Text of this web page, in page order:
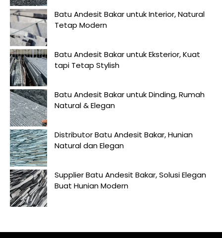
Batu Andesit Bakar untuk Interior, Natural
Tetap Modern
Batu Andesit Bakar untuk Eksterior, Kuat
tapi Tetap Stylish
Batu Andesit Bakar untuk Dinding, Rumah
Natural & Elegan
Distributor Batu Andesit Bakar, Hunian
Natural dan Elegan
Supplier Batu Andesit Bakar, Solusi Elegan
Buat Hunian Modern